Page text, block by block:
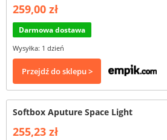
259,00 zł
Darmowa dostawa
Wysyłka: 1 dzień
Przejdź do sklepu >
Softbox Aputure Space Light
255,23 zł